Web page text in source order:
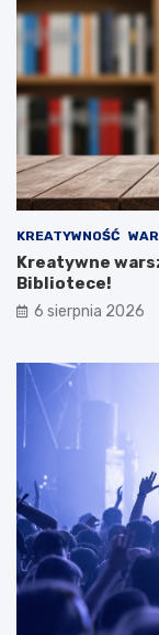
KREATYWNOŚĆ
Kreatywne
Bibliotece!
6 sierpnia 2026